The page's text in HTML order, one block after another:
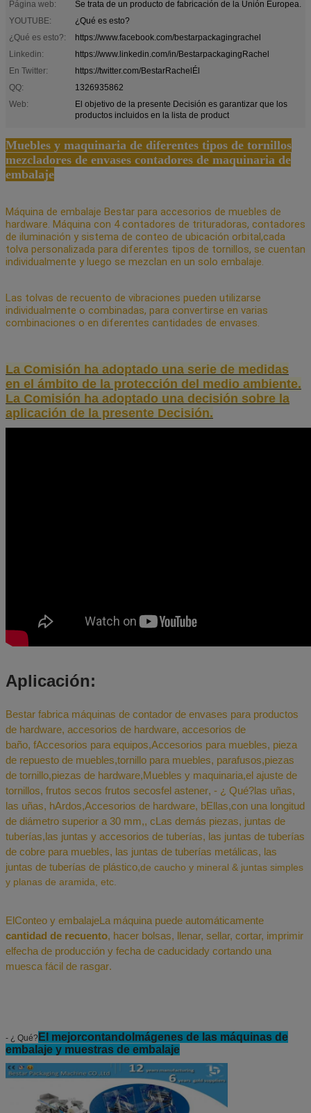
Página web:
Se trata de un producto de fabricación de la Unión Europea.
YOUTUBE:
¿Qué es esto?
¿Qué es esto?:
https://www.facebook.com/bestarpackagingrachel
Linkedin:
https://www.linkedin.com/in/BestarpackagingRachel
En Twitter:
https://twitter.com/BestarRachelÉl
QQ:
1326935862
Web:
El objetivo de la presente Decisión es garantizar que los
productos incluidos en la lista de product
Muebles y maquinaria de diferentes tipos de tornillos
mezcladores de envases contadores de maquinaria de
embalaje
Máquina de embalaje Bestar para accesorios de muebles de
hardware. Máquina con 4 contadores de trituradoras, contadores
de iluminación y sistema de conteo de ubicación orbital,cada
tolva personalizada para diferentes tipos de tornillos, se cuentan
individualmente y luego se mezclan en un solo embalaje.
Las tolvas de recuento de vibraciones pueden utilizarse
individualmente o combinadas, para convertirse en varias
combinaciones o en diferentes cantidades de envases.
La Comisión ha adoptado una serie de medidas
en el ámbito de la protección del medio ambiente.
La Comisión ha adoptado una decisión sobre la
aplicación de la presente Decisión.
Aplicación:
Bestar fabrica máquinas de contador de envases para productos
de hardware, accesorios de hardware, accesorios de
baño, fAccesorios para equipos,Accesorios para muebles, pieza
de repuesto de muebles,tornillo para muebles, parafusos,piezas
de tornillo,piezas de hardware,Muebles y maquinaria,el ajuste de
tornillos, frutos secos frutos secosfel astener, - ¿ Qué?las uñas,
las uñas, hArdos,Accesorios de hardware, bEllas,con una longitud
de diámetro superior a 30 mm,, c Las demás piezas, juntas de
tuberías, las juntas y accesorios de tuberías, las juntas de tuberías
de cobre para muebles, las juntas de tuberías metálicas, las
juntas de tuberías de plástico,de caucho y mineral & juntas simples
y planas de aramida , etc.
El Conteo y embalaje La máquina puede automáticamente
cantidad de recuento, hacer bolsas, llenar, sellar, cortar, imprimir
elfecha de producción y fecha de caducidady cortando una
muesca fácil de rasgar.
- ¿ Qué? El mejorcontando Imágenes de las máquinas de
embalaje y muestras de embalaje